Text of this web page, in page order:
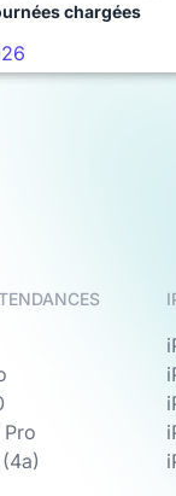
chargées